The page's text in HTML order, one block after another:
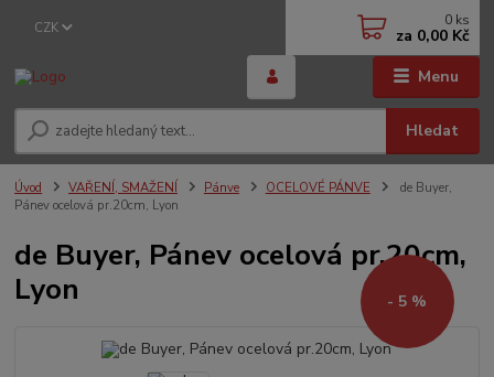
Menu
CZK
Hledat
0 ks
za 0,00 Kč
Úvod VAŘENÍ, SMAŽENÍ Pánve OCELOVÉ PÁNVE
de Buyer,
Pánev ocelová pr.20cm, Lyon
de Buyer, Pánev ocelová pr.20cm,
Lyon
- 5 %